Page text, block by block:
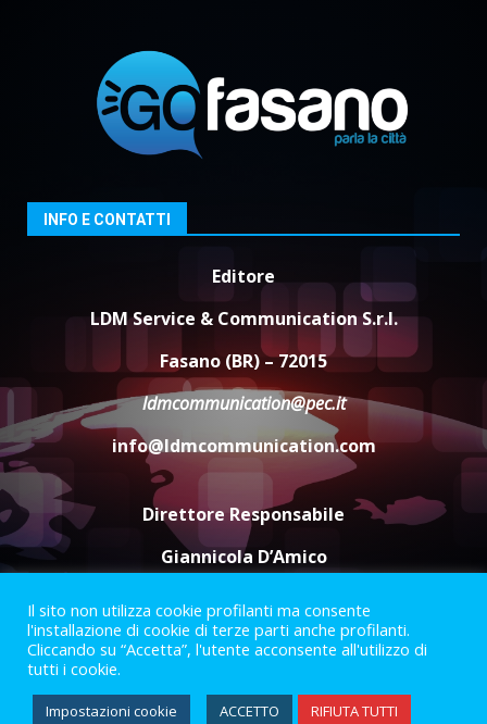
campionato di calcio”
7 Agosto 2026 06:00
3
Fasanese ferito a colpi di arma
6 Agosto 2026 18:13
Carta d’identità: continua il piano
di aperture straordinarie del
Comune di Fasano
6 Agosto 2026 14:16
Grazia Neglia, coordinatrice
cittadina di Fratelli d’Italia,
pronta a tornare in Consiglio
comunale
6 Agosto 2026 08:00
INFO E CONTATTI
Editore
LDM Service & Communication S.r.l.
Fasano (BR) – 72015
ldmcommunication@pec.it
info@ldmcommunication.com
Direttore Responsabile
Giannicola D’Amico
Termini e Condizioni
Privacy Policy
Informazioni Legali
Facebook
Instagram
Youtube
Il sito non utilizza cookie profilanti ma consente
l'installazione di cookie di terze parti anche profilanti.
Cliccando su “Accetta”, l'utente acconsente all'utilizzo di
tutti i cookie.
Impostazioni cookie ACCETTO RIFIUTA TUTTI